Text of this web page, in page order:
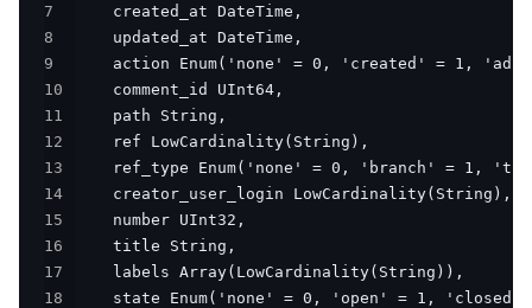
7
8
9
10
11
12
13
14
15
16
17
18